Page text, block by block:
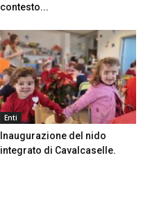
contesto...
Enti
Inaugurazione del nido
integrato di Cavalcaselle.